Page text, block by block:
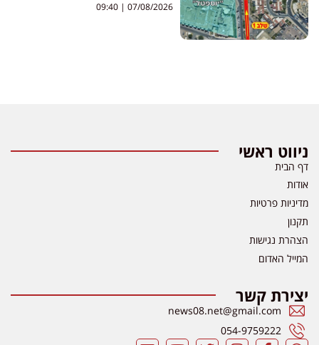
07/08/2026
ניווט ראשי
דף הבית
אודות
מדיניות פרטיות
תקנון
הצהרת נגישות
המייל האדום
יצירת קשר
news08.net@gmail.com
054-9759222